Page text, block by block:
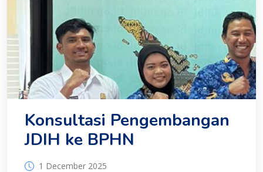
Konsultasi Pengembangan
JDIH ke BPHN
1 December 2025